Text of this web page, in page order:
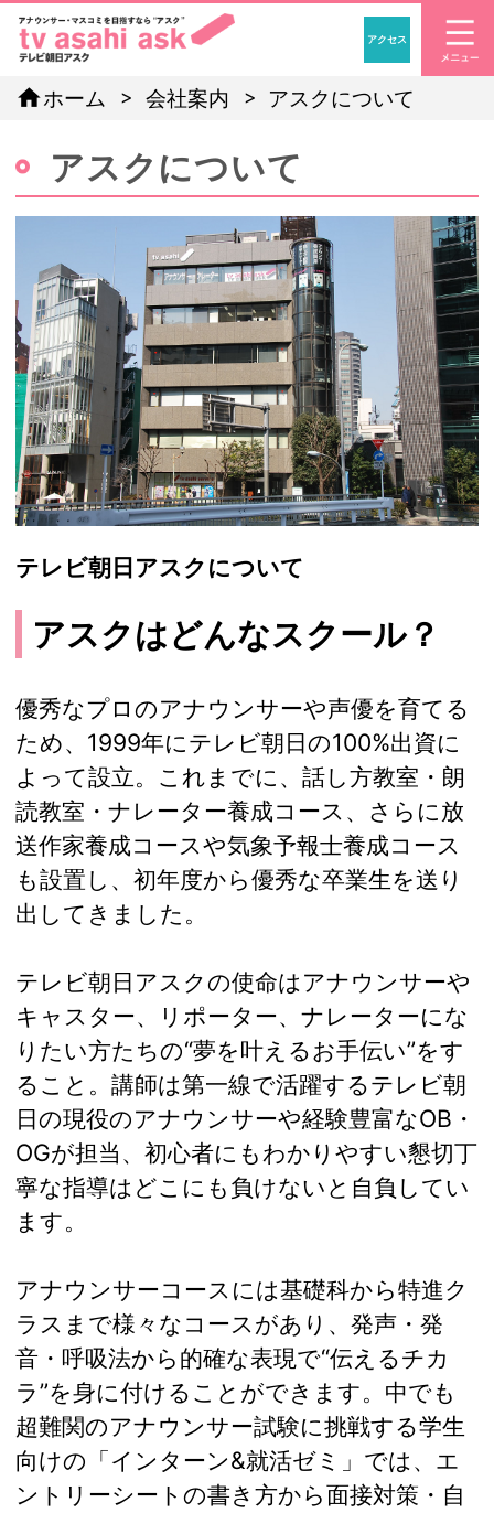
「アナウンサー・マ
アクセス
homeホーム 会社案内 アスクについて
アスクについて
テレビ朝日アスクについて
アスクはどんなスクール？
優秀なプロのアナウンサーや声優を育てる
ため、1999年にテレビ朝日の100%出資に
よって設立。これまでに、話し方教室・朗
読教室・ナレーター養成コース、さらに放
送作家養成コースや気象予報士養成コース
も設置し、初年度から優秀な卒業生を送り
出してきました。
テレビ朝日アスクの使命はアナウンサーや
キャスター、リポーター、ナレーターにな
りたい方たちの“夢を叶えるお手伝い”をす
ること。講師は第一線で活躍するテレビ朝
日の現役のアナウンサーや経験豊富なOB・
OGが担当、初心者にもわかりやすい懇切丁
寧な指導はどこにも負けないと自負してい
ます。
アナウンサーコースには基礎科から特進ク
ラスまで様々なコースがあり、発声・発
音・呼吸法から的確な表現で“伝えるチカ
ラ”を身に付けることができます。中でも
超難関のアナウンサー試験に挑戦する学生
向けの「インターン&就活ゼミ」では、エ
ントリーシートの書き方から面接対策・自